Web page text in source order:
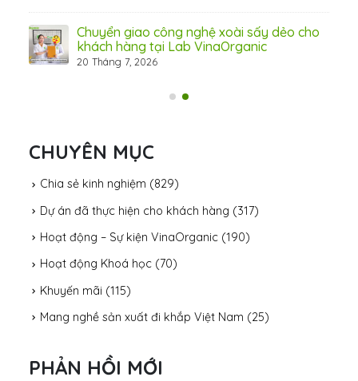
Chuyển giao công nghệ xoài sấy dẻo cho
khách hàng tại Lab VinaOrganic
20 Tháng 7, 2026
CHUYÊN MỤC
Chia sẻ kinh nghiệm (829)
Dự án đã thực hiện cho khách hàng (317)
Hoạt động – Sự kiện VinaOrganic (190)
Hoạt động Khoá học (70)
Khuyến mãi (115)
Mang nghề sản xuất đi khắp Việt Nam (25)
PHẢN HỒI MỚI